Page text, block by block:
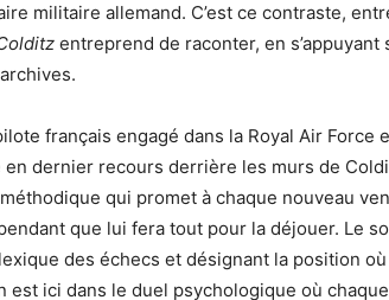
militaire allemand. C’est ce contraste,
entreprend de raconter, en s’appuyant
français engagé dans la Royal Air Force
dernier recours derrière les murs de
qui promet à chaque nouveau
que lui fera tout pour la déjouer. Le
des échecs et désignant la position
est ici dans le duel psychologique où